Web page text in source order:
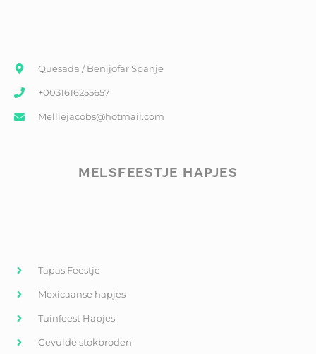
Quesada / Benijofar Spanje
+0031616255657
Melliejacobs@hotmail.com
MELSFEESTJE HAPJES
Tapas Feestje
Mexicaanse hapjes
Tuinfeest Hapjes
Gevulde stokbroden